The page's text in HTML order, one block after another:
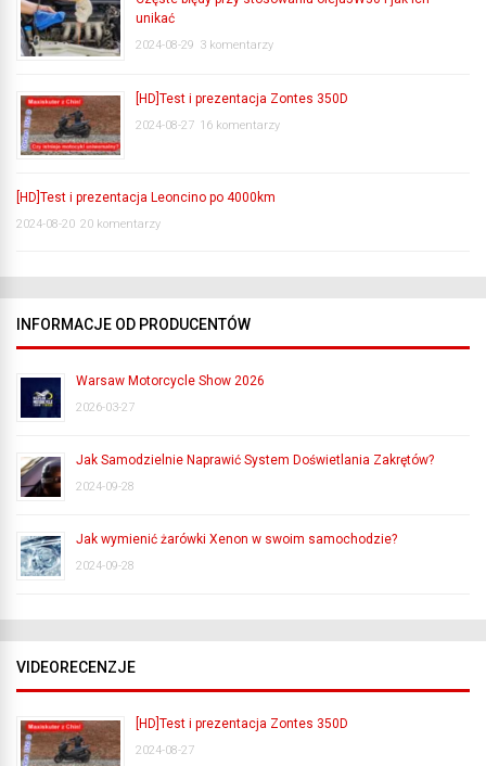
unikać
2024-08-29 3 komentarzy
[HD]Test i prezentacja Zontes 350D
2024-08-27 16 komentarzy
[HD]Test i prezentacja Leoncino po 4000km
2024-08-20 20 komentarzy
INFORMACJE OD PRODUCENTÓW
Warsaw Motorcycle Show 2026
2026-03-27
Jak Samodzielnie Naprawić System Doświetlania Zakrętów?
2024-09-28
Jak wymienić żarówki Xenon w swoim samochodzie?
2024-09-28
VIDEORECENZJE
[HD]Test i prezentacja Zontes 350D
2024-08-27